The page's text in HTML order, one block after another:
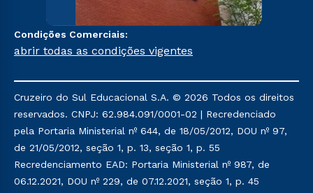
Condições Comerciais:
abrir todas as condições vigentes
Cruzeiro do Sul Educacional S.A. © 2026 Todos os direitos
reservados. CNPJ: 62.984.091/0001-02 | Recredenciado
pela Portaria Ministerial nº 644, de 18/05/2012, DOU nº 97,
de 21/05/2012, seção 1, p. 13, seção 1, p. 55
Recredenciamento EAD: Portaria Ministerial nº 987, de
06.12.2021, DOU nº 229, de 07.12.2021, seção 1, p. 45